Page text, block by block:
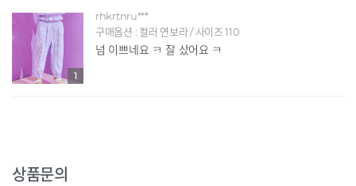
1
구매옵션 : 컬러 연보라 / 사이즈 110
넘 이쁘네요 ㅋ 잘 샀어요 ㅋ
rhkrtnru***
상품문의